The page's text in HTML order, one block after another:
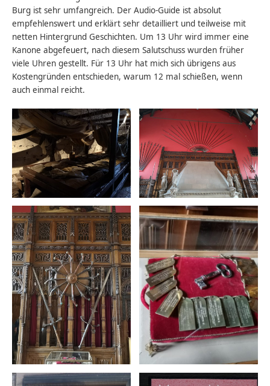
Burg ist sehr umfangreich. Der Audio-Guide ist absolut
empfehlenswert und erklärt sehr detailliert und teilweise mit
netten Hintergrund Geschichten. Um 13 Uhr wird immer eine
Kanone abgefeuert, nach diesem Salutschuss wurden früher
viele Uhren gestellt. Für 13 Uhr hat mich sich übrigens aus
Kostengründen entschieden, warum 12 mal schießen, wenn
auch einmal reicht.